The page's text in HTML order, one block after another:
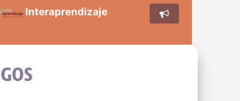
Interaprendizaje